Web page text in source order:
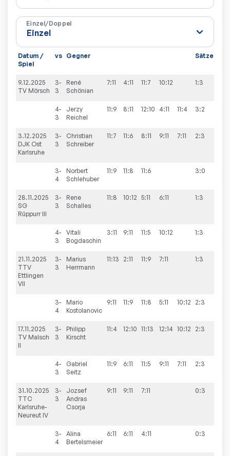
Einzel/Doppel
Datum /
Spiel
vs Gegner Sätze
9.12.2025
TV Mörsch
3-
3
René
Schönian
7:11 4:11 11:7 10:12 1:3
4-
3
Jerzy
Reichel
11:9 8:11 12:10 4:11 11:4 3:2
3.12.2025
DJK Ost
Karlsruhe
3-
3
Christian
Schreiber
11:7 11:6 8:11 9:11 7:11 2:3
3-
4
Norbert
Schlehuber
11:9 11:8 11:6 3:0
28.11.2025
SG
Rüppurr III
3-
3
Rene
Schalles
11:8 10:12 5:11 6:11 1:3
4-
3
Vitali
Bogdaschin
3:11 9:11 11:5 10:12 1:3
21.11.2025
TTV
Ettlingen
VII
3-
3
Marius
Herrmann
11:13 2:11 11:9 7:11 1:3
3-
4
Mario
Kostolanovic
9:11 11:9 11:8 5:11 10:12 2:3
17.11.2025
TV Malsch
II
3-
3
Philipp
Kirscht
11:4 12:10 11:13 12:14 10:12 2:3
4-
3
Gabriel
Seitz
11:9 6:11 11:5 9:11 7:11 2:3
31.10.2025
TTC
Karlsruhe-
Neureut IV
3-
3
Jozsef
Andras
Csorja
9:11 9:11 7:11 0:3
3-
4
Alina
Bertelsmeier
6:11 6:11 4:11 0:3